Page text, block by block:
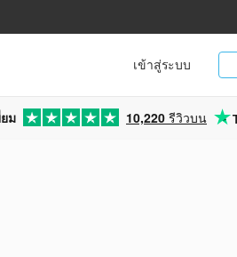
เข้าสู่ระบบ
ม 10,220 รีวิวบน